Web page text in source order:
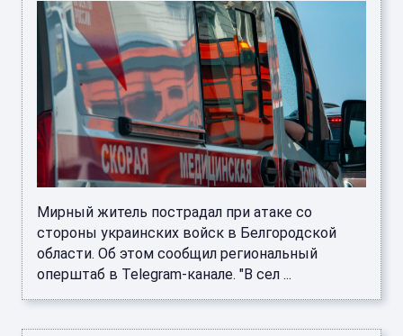
Мирный житель пострадал при атаке со
стороны украинских войск в Белгородской
области. Об этом сообщил региональный
оперштаб в Telegram-канале. "В сел ...